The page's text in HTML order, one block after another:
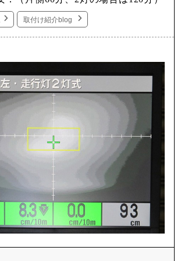
取付け紹介blog